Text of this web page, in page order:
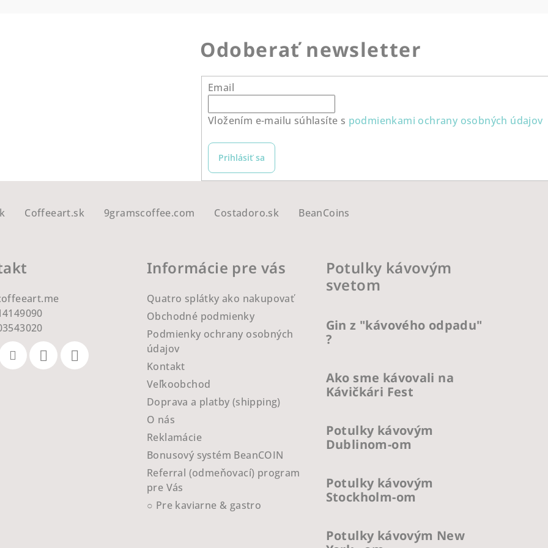
Odoberať newsletter
Email
Vložením e-mailu súhlasíte s podmienkami ochrany osobných údajov
Prihlásiť sa
Coffeeart.sk 9gramscoffee.com Costadoro.sk BeanCoins
Informácie pre vás
Quatro splátky ako nakupovať
Obchodné podmienky
Podmienky ochrany osobných
údajov
Kontakt
Veľkoobchod
Doprava a platby (shipping)
O nás
Reklamácie
Bonusový systém BeanCOIN
Referral (odmeňovací) program
pre Vás
○ Pre kaviarne & gastro
Potulky kávovým
svetom
Gin z "kávového odpadu"
?
Ako sme kávovali na
Kávičkári Fest
Potulky kávovým
Dublinom-om
Potulky kávovým
Stockholm-om
Potulky kávovým New